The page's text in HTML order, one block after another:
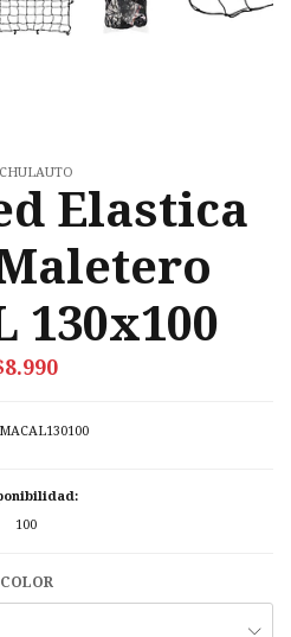
Elastica
130x100
MACAL130100
100
COLOR